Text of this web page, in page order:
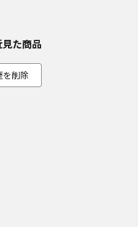
た商品
を削除